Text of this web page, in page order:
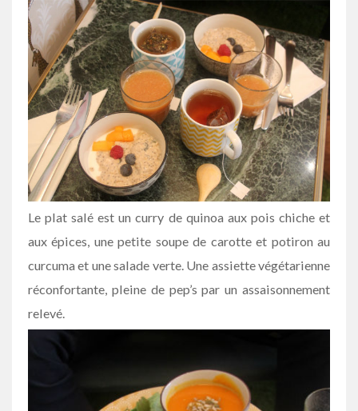
Le plat salé est un curry de quinoa aux pois chiche et
aux épices, une petite soupe de carotte et potiron au
curcuma et une salade verte. Une assiette végétarienne
réconfortante, pleine de pep’s par un assaisonnement
relevé.